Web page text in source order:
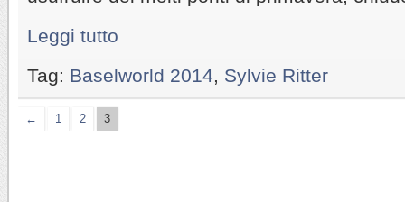
Leggi tutto
Tag: Baselworld 2014 Sylvie Ritter
← 1 2 3